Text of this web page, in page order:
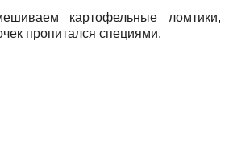
картофельные ломтики,
пропитался специями.